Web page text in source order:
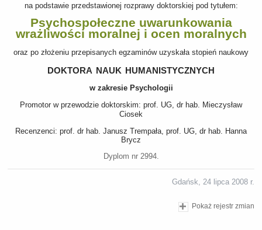
na podstawie przedstawionej rozprawy doktorskiej pod tytułem:
Psychospołeczne uwarunkowania
wrażliwości moralnej i ocen moralnych
oraz po złożeniu przepisanych egzaminów uzyskała stopień naukowy
doktora nauk humanistycznych
w zakresie Psychologii
Promotor w przewodzie doktorskim: prof. UG, dr hab. Mieczysław
Ciosek
Recenzenci: prof. dr hab. Janusz Trempała, prof. UG, dr hab. Hanna
Brycz
Dyplom nr 2994.
Gdańsk, 24 lipca 2008 r.
Pokaż rejestr zmian